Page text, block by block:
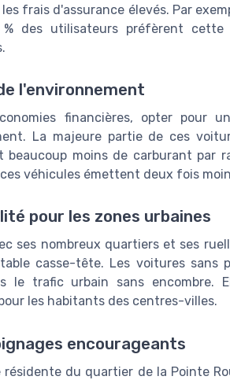
frais d'assurance élevés. Par
des utilisateurs préfèrent
l'environnement
financières, opter pour
La majeure partie de ces
beaucoup moins de carburant par
véhicules émettent deux fois
pour les zones urbaines
ses nombreux quartiers et ses
casse-tête. Les voitures sans
le trafic urbain sans encombre.
les habitants des centres-villes.
encourageants
résidente du quartier de la Pointe